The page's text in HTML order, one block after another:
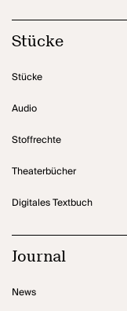
Stücke
Stücke
Audio
Stoffrechte
Theaterbücher
Digitales Textbuch
Journal
News